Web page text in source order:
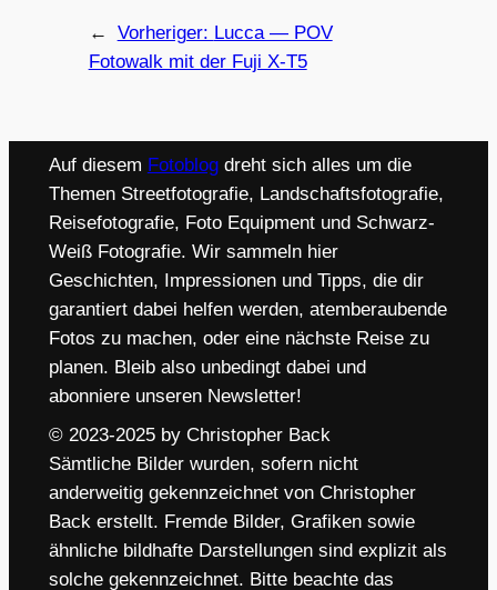
← Vorheriger: Lucca — POV
Fotowalk mit der Fuji X-T5
Auf diesem Fotoblogdreht sich alles um die
Themen Streetfotografie, Landschaftsfotografie,
Reisefotografie, Foto Equipment und Schwarz-
Weiß Fotografie. Wir sammeln hier
Geschichten, Impressionen und Tipps, die dir
garantiert dabei helfen werden, atemberaubende
Fotos zu machen, oder eine nächste Reise zu
planen. Bleib also unbedingt dabei und
abonniere unseren Newsletter!
© 2023-2025 by Christopher Back
Sämtliche Bilder wurden, sofern nicht
anderweitig gekennzeichnet von Christopher
Back erstellt. Fremde Bilder, Grafiken sowie
ähnliche bildhafte Darstellungen sind explizit als
solche gekennzeichnet. Bitte beachte das